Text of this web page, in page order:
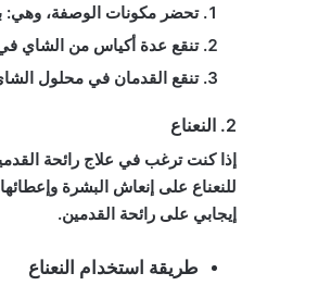
تحضر مكونات الوصفة، وهي:
تنقع عدة أكياس من الشاي
تنقع القدمان في محلول
2. النعناع
إذا كنت ترغب في علاج رائحة
للنعناع على إنعاش البشرة
إيجابي على رائحة القدمين.
طريقة استخدام النعناع